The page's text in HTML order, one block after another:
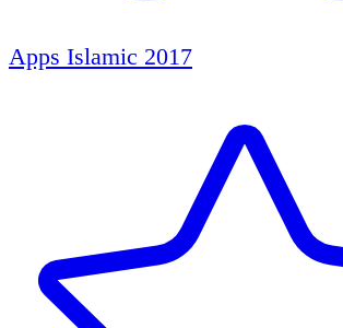
Apps Islamic 2017